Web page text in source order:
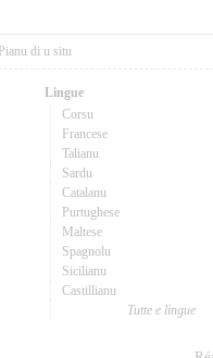
Pianu di u situ
Lingue
Corsu
Francese
Talianu
Sardu
Catalanu
Purtughese
Maltese
Spagnolu
Sicilianu
Castillianu
Tutte e lingue